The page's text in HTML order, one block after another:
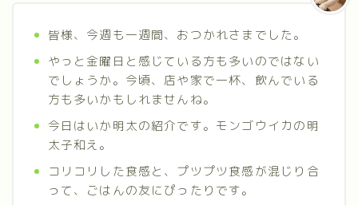
皆様、今週も一週間、おつかれさまでした。
やっと金曜日と感じている方も多いのではない
でしょうか。今頃、店や家で一杯、飲んでいる
方も多いかもしれませんね。
今日はいか明太の紹介です。モンゴウイカの明
太子和え。
コリコリした食感と、プツプツ食感が混じり合
って、ごはんの友にぴったりです。